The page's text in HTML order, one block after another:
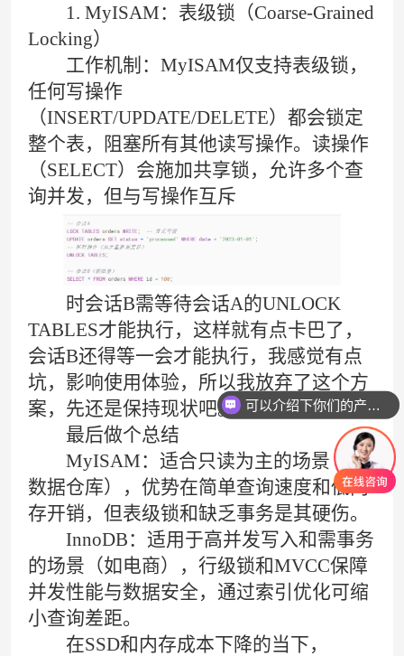
1. MyISAM：表级锁（Coarse-Grained
Locking）
工作机制：MyISAM仅支持表级锁，
任何写操作
（INSERT/UPDATE/DELETE）都会锁定
整个表，阻塞所有其他读写操作。读操作
（SELECT）会施加共享锁，允许多个查
询并发，但与写操作互斥
时会话B需等待会话A的UNLOCK
TABLES才能执行，这样就有点卡巴了，
会话B还得等一会才能执行，我感觉有点
坑，影响使用体验，所以我放弃了这个方
案，先还是保持现状吧。
最后做个总结
MyISAM：适合只读为主的场景（如
数据仓库），优势在简单查询速度和低内
存开销，但表级锁和缺乏事务是其硬伤。
InnoDB：适用于高并发写入和需事务
的场景（如电商），行级锁和MVCC保障
并发性能与数据安全，通过索引优化可缩
小查询差距。
在SSD和内存成本下降的当下，